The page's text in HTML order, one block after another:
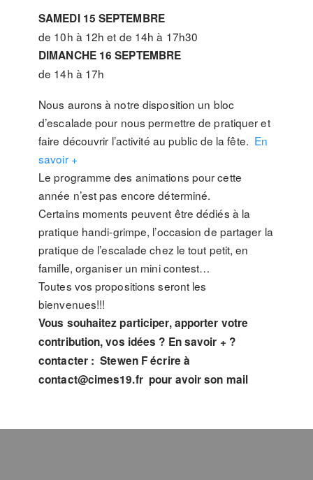
SAMEDI 15 SEPTEMBRE
de 10h à 12h et de 14h à 17h30
DIMANCHE 16 SEPTEMBRE
de 14h à 17h
Nous aurons à notre disposition un bloc
d’escalade pour nous permettre de pratiquer et
faire découvrir l’activité au public de la fête. En
savoir +
Le programme des animations pour cette
année n’est pas encore déterminé.
Certains moments peuvent être dédiés à la
pratique handi-grimpe, l’occasion de partager la
pratique de l’escalade chez le tout petit, en
famille, organiser un mini contest…
Toutes vos propositions seront les
bienvenues!!!
Vous souhaitez participer, apporter votre
contribution, vos idées ? En savoir + ?
contacter : Stewen F écrire à
contact@cimes19.fr pour avoir son mail